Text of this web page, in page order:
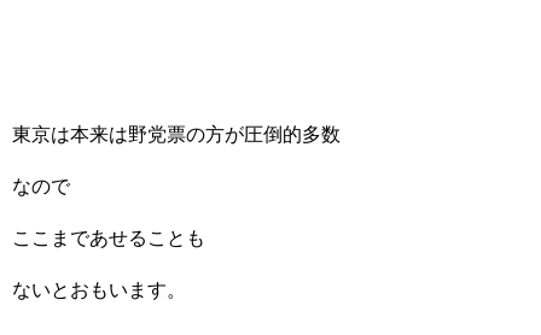
東京は本来は野党票の方が圧倒的多数
なので
ここまであせることも
ないとおもいます。